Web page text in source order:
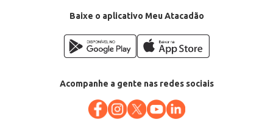
Baixe o aplicativo Meu Atacadão
Acompanhe a gente nas redes sociais